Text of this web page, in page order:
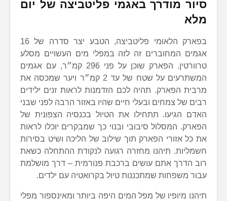
סיור מודרך באגמי פליטביצה של יום
מלא
בפארק הלאומי פליטביצה, הטבע יצר סדרה של 16
אגמים המחוברים זה לזה במפלי מים העשויים מסלע
טרוורטין. הפארק שוכן על פני 296 קמ״ר, עם אגמים
המשתרעים על שטח של עד 2 קמ״ר ויער שמכסה את
מרבית הפארק. תהיה לכם הזדמנות לראות זנים ילידים
רבים של צמחים ובעלי חיים שהיו באזור הרבה לפני שבני
האדם הגיעו. תתחילו את הטיול בכנסיה הצפונית של
הפארק. המסלול סיבובי ובנוי כך שמבקרים יוכלו לראות
את כל אזורי הפארק תוך שילוב של הליכה ושיט בסירות
חשמליות. תיהנו מחזרה רגועה לנקודת ההתחלה כשאת
רוב הדרך אתם עושים ברכבת פנורמית – דרך מושלמת
עבור משפחות שמתכננות טיול בקרואטיה עם ילדים.
תיהנו מיופיו של מפל המים היפה ביותר ומאינספור מפלי